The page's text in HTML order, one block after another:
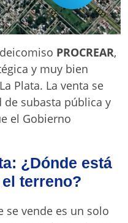
PROCREAR,
y muy bien
Plata. La venta se
subasta pública y
el Gobierno
¿Dónde está
terreno?
se vende es un solo